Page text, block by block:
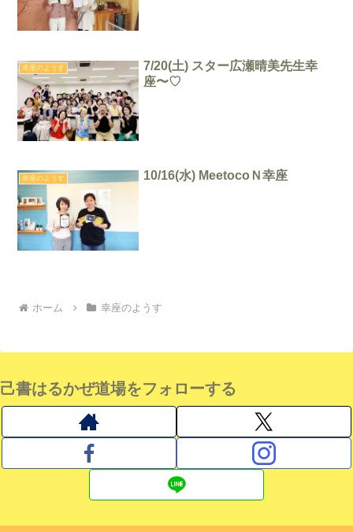
幸座のようす
7/20(土) スター広瀬晴美先生幸
座〜♡
幸座のようす 10/16(水) MeetocoＮ幸座
ホーム 幸座のようす
己書はるかぜ道場をフォローする